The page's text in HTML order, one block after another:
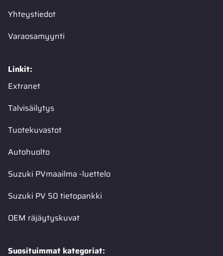
Yhteystiedot
Varaosamyynti
Linkit:
Extranet
Talvisäilytys
Tuotekuvastot
Autohuolto
Suzuki PVmaailma -luettelo
Suzuki PV 50 tietopankki
OEM räjäytyskuvat
Suosituimmat kategoriat: